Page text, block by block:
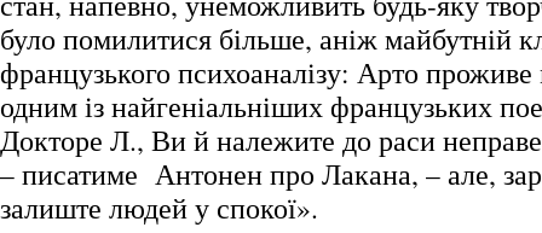
було помилитися більше, аніж майбутній
французького психоаналізу: Арто проживе
одним із найгеніальніших французьких
Докторе Л., Ви й належите до раси
– писатиме Антонен про Лакана, – але,
залиште людей у спокої».